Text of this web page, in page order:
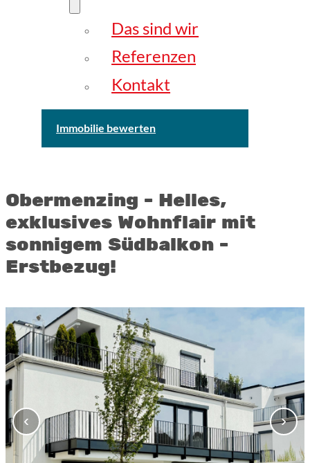
Das sind wir
Referenzen
Kontakt
Immobilie bewerten
Obermenzing - Helles,
exklusives Wohnflair mit
sonnigem Südbalkon -
Erstbezug!